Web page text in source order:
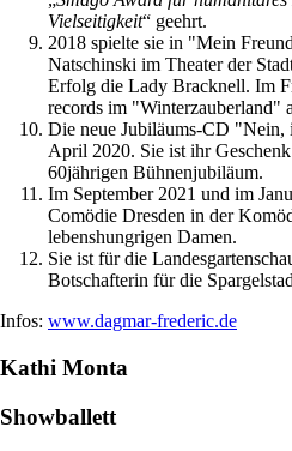
Vielseitigkeit“ geehrt.
2018 spielte sie in "Mein
Natschinski im Theater der
Erfolg die Lady Bracknell. Im
records im "Winterzauberland"
Die neue Jubiläums-CD "Nein,
April 2020. Sie ist ihr
60jährigen Bühnenjubiläum.
Im September 2021 und im
Comödie Dresden in der
lebenshungrigen Damen.
Sie ist für die
Botschafterin für die
Infos: www.dagmar-frederic.de
Kathi Monta
Showballett